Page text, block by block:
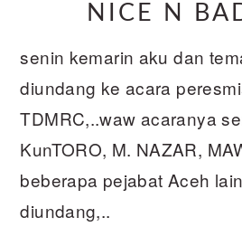
NICE N
senin kemarin aku dan
diundang ke acara
TDMRC,..waw acaranya
KunTORO, M. NAZAR,
beberapa pejabat Aceh
diundang,..